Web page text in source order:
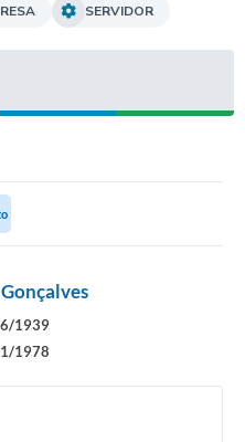
SERVIDOR
1939
1978